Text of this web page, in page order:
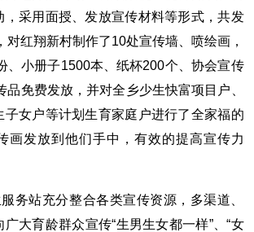
，采用面授、发放宣传材料等形式，共发
对红翔新村制作了10处宣传墙、喷绘画，
、小册子1500本、纸杯200个、协会宣传
品免费发放，并对全乡少生快富项目户、
子女户等计划生育家庭户进行了全家福的
画发放到他们手中，有效的提高宣传力
务站充分整合各类宣传资源，多渠道、
大育龄群众宣传“生男生女都一样”、“女